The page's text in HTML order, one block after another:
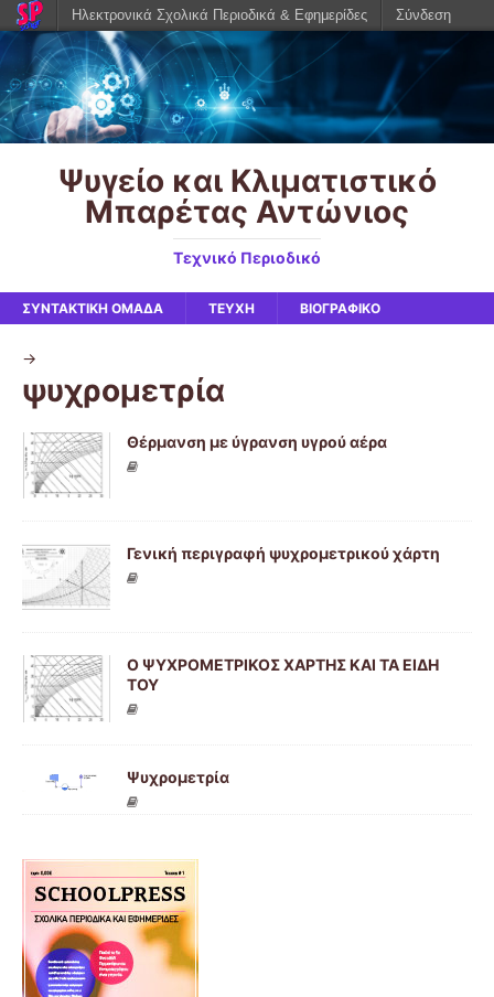
Ψυγείο και Κλιματιστικό
Μπαρέτας Αντώνιος
Τεχνικό Περιοδικό
ΣΥΝΤΑΚΤΙΚΉ ΟΜΆΔΑ ΤΕΥΧΗ ΒΙΟΓΡΑΦΙΚΌ
->
ψυχρομετρία
Θέρμανση με ύγρανση υγρού αέρα
Γενική περιγραφή ψυχρομετρικού χάρτη
Ο ΨΥΧΡΟΜΕΤΡΙΚΟΣ ΧΑΡΤΗΣ ΚΑΙ ΤΑ ΕΙΔΗ
ΤΟΥ
Ψυχρομετρία
Ηλεκτρονικά Σχολικά Περιοδικά & Εφημερίδες Σύνδεση